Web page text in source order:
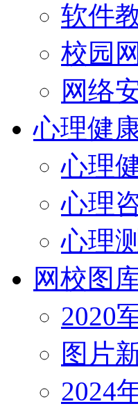
软件
校园
网络
心理健
心理
心理
心理
网校图
2020
图片
2024